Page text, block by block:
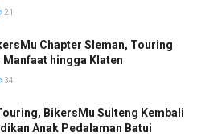
21
Chapter Sleman, Touring
Manfaat hingga Klaten
34
BikersMu Sulteng Kembali
Anak Pedalaman Batui